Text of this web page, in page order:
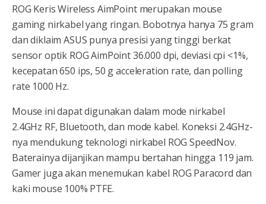
ROG Keris Wireless AimPoint merupakan mouse
gaming nirkabel yang ringan. Bobotnya hanya 75 gram
dan diklaim ASUS punya presisi yang tinggi berkat
sensor optik ROG AimPoint 36.000 dpi, deviasi cpi <1%,
kecepatan 650 ips, 50 g acceleration rate, dan polling
rate 1000 Hz.
Mouse ini dapat digunakan dalam mode nirkabel
2.4GHz RF, Bluetooth, dan mode kabel. Koneksi 2.4GHz-
nya mendukung teknologi nirkabel ROG SpeedNov.
Baterainya dijanjikan mampu bertahan hingga 119 jam.
Gamer juga akan menemukan kabel ROG Paracord dan
kaki mouse 100% PTFE.